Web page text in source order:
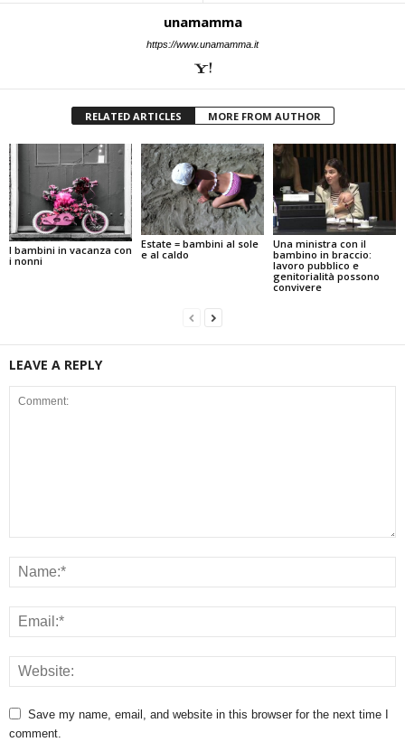
unamamma
https://www.unamamma.it
RELATED ARTICLES MORE FROM AUTHOR
I bambini in vacanza con
i nonni
Estate = bambini al sole
e al caldo
Una ministra con il
bambino in braccio:
lavoro pubblico e
genitorialità possono
convivere
LEAVE A REPLY
Save my name, email, and website in this browser for the next time I
comment.